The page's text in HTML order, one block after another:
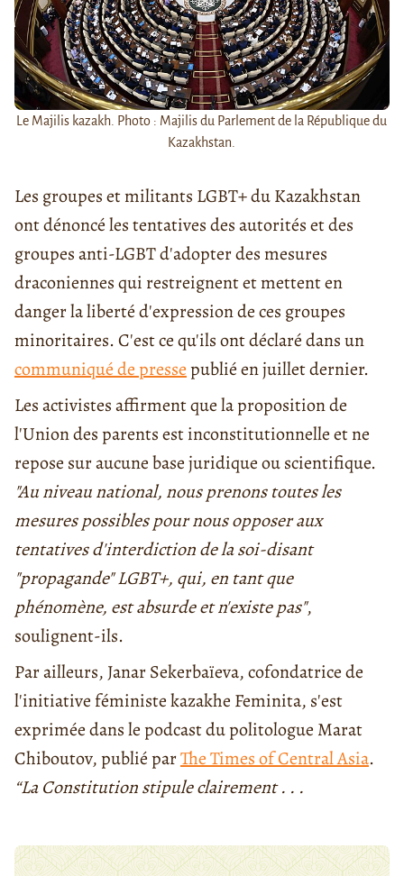
Le Majilis kazakh. Photo : Majilis du Parlement de la République du
Kazakhstan.
Les groupes et militants LGBT+ du Kazakhstan
ont dénoncé les tentatives des autorités et des
groupes anti-LGBT d'adopter des mesures
draconiennes qui restreignent et mettent en
danger la liberté d'expression de ces groupes
minoritaires. C'est ce qu'ils ont déclaré dans un
communiqué de pressepublié en juillet dernier.
Les activistes affirment que la proposition de
l'Union des parents est inconstitutionnelle et ne
repose sur aucune base juridique ou scientifique.
"Au niveau national, nous prenons toutes les
mesures possibles pour nous opposer aux
tentatives d'interdiction de la soi-disant
"propagande" LGBT+, qui, en tant que
phénomène, est absurde et n'existe pas",
soulignent-ils.
Par ailleurs, Janar Sekerbaïeva, cofondatrice de
l'initiative féministe kazakhe Feminita, s'est
exprimée dans le podcast du politologue Marat
Chiboutov, publié parThe Times of Central Asia.
“La Constitution stipule clairement . . .